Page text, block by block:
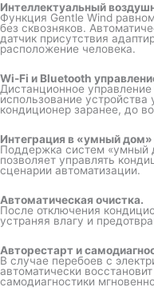
Интеллектуальный
Функция Gentle Wind
без сквозняков.
датчик присутствия
расположение человека.
Wi-Fi и Bluetooth
Дистанционное
использование
кондиционер заранее, до
Интеграция в «умный дом»
Поддержка систем «умный
позволяет управлять
сценарии автоматизации.
Автоматическая очистка.
После отключения
устраняя влагу и
Авторестарт и
В случае перебоев с
автоматически
самодиагностики